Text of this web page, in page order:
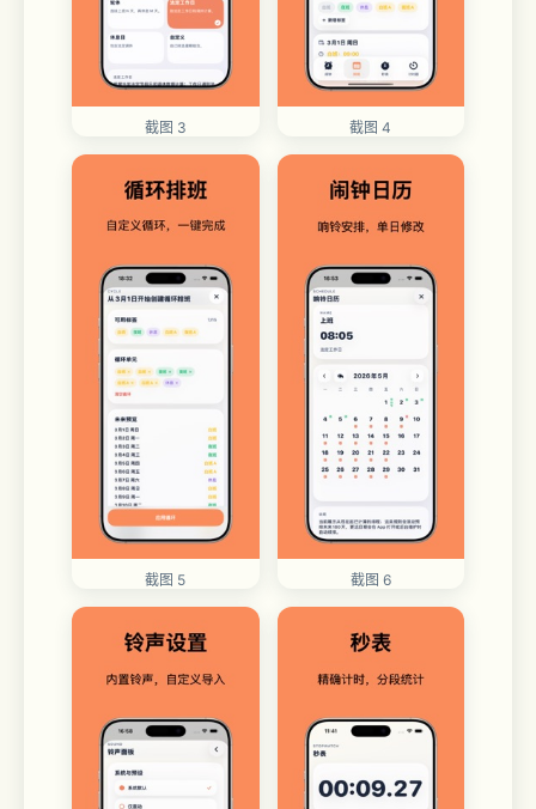
截图 3 截图 4
截图 5 截图 6